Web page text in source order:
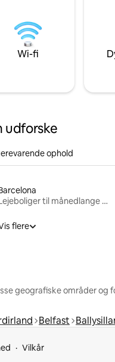
Wi-fi
udforske
ophold
Lejeboliger til månedlange ophold
flere
geografiske områder og
Belfast
Vilkår